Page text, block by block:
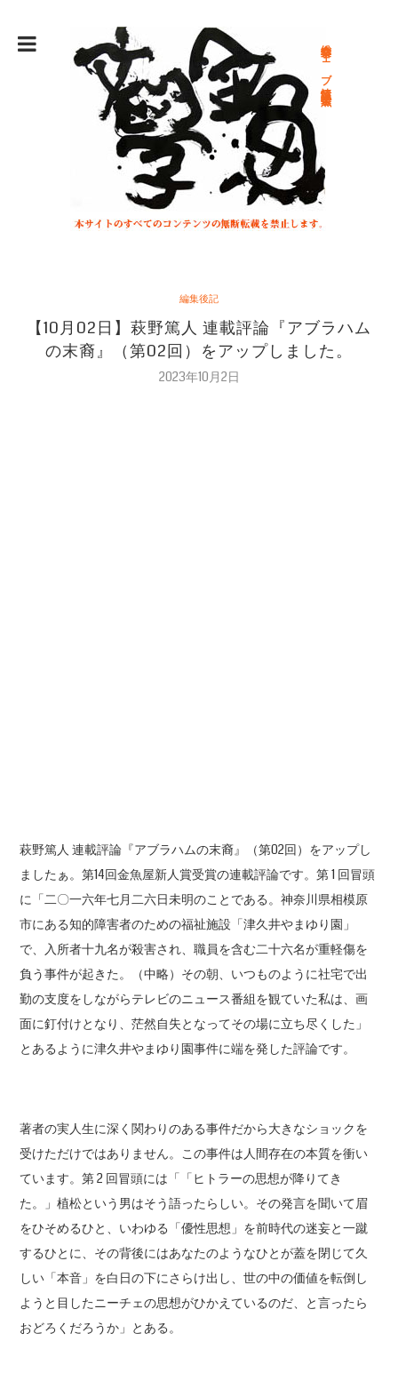
総合文学ウェブ情報誌 文学金魚
編集後記
【10月02日】萩野篤人 連載評論『アブラハム
の末裔』（第02回）をアップしました。
2023年10月2日
萩野篤人 連載評論『アブラハムの末裔』（第02回）をアップし
ましたぁ。第14回金魚屋新人賞受賞の連載評論です。第 1 回冒頭
に「二〇一六年七月二六日未明のことである。神奈川県相模原
市にある知的障害者のための福祉施設「津久井やまゆり園」
で、入所者十九名が殺害され、職員を含む二十六名が重軽傷を
負う事件が起きた。（中略）その朝、いつものように社宅で出
勤の支度をしながらテレビのニュース番組を観ていた私は、画
面に釘付けとなり、茫然自失となってその場に立ち尽くした」
とあるように津久井やまゆり園事件に端を発した評論です。
著者の実人生に深く関わりのある事件だから大きなショックを
受けただけではありません。この事件は人間存在の本質を衝い
ています。第 2 回冒頭には「「ヒトラーの思想が降りてき
た。」植松という男はそう語ったらしい。その発言を聞いて眉
をひそめるひと、いわゆる「優性思想」を前時代の迷妄と一蹴
するひとに、その背後にはあなたのようなひとが蓋を閉じて久
しい「本音」を白日の下にさらけ出し、世の中の価値を転倒し
ようと目したニーチェの思想がひかえているのだ、と言ったら
おどろくだろうか」とある。